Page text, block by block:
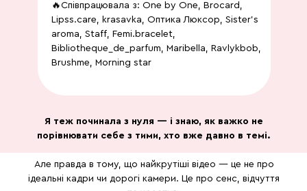
Я теж починала з нуля — і знаю, як важко не
порівнювати себе з тими, хто вже давно в темі.
Але правда в тому, що найкрутіші відео — це не про
ідеальні кадри чи дорогі камери. Це про сенс, відчуття
🔥Співпрацювала з: One by One, Brocard,
Lipss.care, krasavka, Оптика Люксор, Sister’s
aroma, Staff, Femi.bracelet,
Bibliotheque_de_parfum, Maribella, Ravlykbob,
Brushme, Morning star